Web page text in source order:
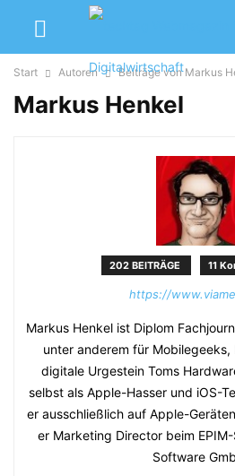
Start Autoren Beiträge von Markus
Markus Henkel
202 BEITRÄGE 11
https://
Markus Henkel ist Diplom
unter anderem für
digitale Urgestein Toms
selbst als Apple-Hasser und iOS-
er ausschließlich auf Apple-
er Marketing Director beim
Software